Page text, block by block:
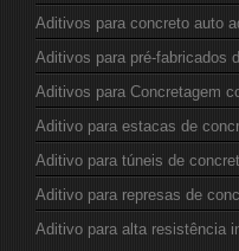
Aditivos para concreto auto
Aditivos para pré-fabricados
Aditivos para Concretagem
Aditivo para estacas de
Aditivo para túneis de
Aditivo para represas de
Aditivo para alta resistência